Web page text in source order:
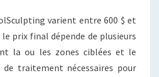
varient entre 600 $ et
le prix final dépende de plusieurs
la ou les zones ciblées et le
de traitement nécessaires pour